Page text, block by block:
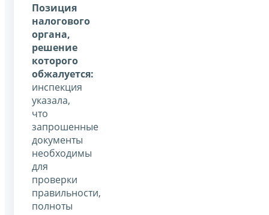
Позиция
налогового
органа,
решение
которого
обжалуется:
инспекция
указала,
что
запрошенные
документы
необходимы
для
проверки
правильности,
полноты